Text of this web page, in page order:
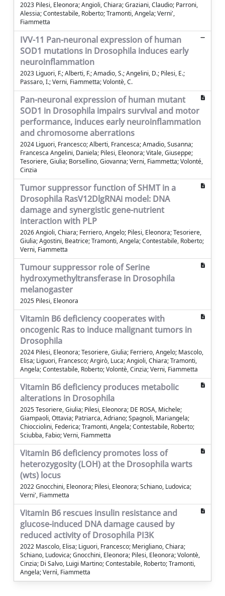
2023 Pilesi, Eleonora; Angioli, Chiara; Graziani, Claudio; Parroni,
Alessia; Contestabile, Roberto; Tramonti, Angela; Verni',
Fiammetta
IVV-11 Pan-neuronal expression of human
SOD1 mutations in Drosophila induces early
neuroinflammation
2023 Liguori, F.; Alberti, F.; Amadio, S.; Angelini, D.; Pilesi, E.;
Passaro, I.; Verni, Fiammetta; Volontè, C.
Pan-neuronal expression of human mutant
SOD1 in Drosophila impairs survival and motor
performance, induces early neuroinflammation
and chromosome aberrations
2024 Liguori, Francesco; Alberti, Francesca; Amadio, Susanna;
Francesca Angelini, Daniela; Pilesi, Eleonora; Vitale, Giuseppe;
Tesoriere, Giulia; Borsellino, Giovanna; Verni, Fiammetta; Volonté,
Cinzia
Tumor suppressor function of SHMT in a
Drosophila RasV12DlgRNAi model: DNA
damage and synergistic gene-nutrient
interaction with PLP
2026 Angioli, Chiara; Ferriero, Angelo; Pilesi, Eleonora; Tesoriere,
Giulia; Agostini, Beatrice; Tramonti, Angela; Contestabile, Roberto;
Verni, Fiammetta
Tumour suppressor role of Serine
hydroxymethyltransferase in Drosophila
melanogaster
2025 Pilesi, Eleonora
Vitamin B6 deficiency cooperates with
oncogenic Ras to induce malignant tumors in
Drosophila
2024 Pilesi, Eleonora; Tesoriere, Giulia; Ferriero, Angelo; Mascolo,
Elisa; Liguori, Francesco; Argirò, Luca; Angioli, Chiara; Tramonti,
Angela; Contestabile, Roberto; Volontè, Cinzia; Verni, Fiammetta
Vitamin B6 deficiency produces metabolic
alterations in Drosophila
2025 Tesoriere, Giulia; Pilesi, Eleonora; DE ROSA, Michele;
Giampaoli, Ottavia; Patriarca, Adriano; Spagnoli, Mariangela;
Chiocciolini, Federica; Tramonti, Angela; Contestabile, Roberto;
Sciubba, Fabio; Verni, Fiammetta
Vitamin B6 deficiency promotes loss of
heterozygosity (LOH) at the Drosophila warts
(wts) locus
2022 Gnocchini, Eleonora; Pilesi, Eleonora; Schiano, Ludovica;
Verni', Fiammetta
Vitamin B6 rescues insulin resistance and
glucose-induced DNA damage caused by
reduced activity of Drosophila PI3K
2022 Mascolo, Elisa; Liguori, Francesco; Merigliano, Chiara;
Schiano, Ludovica; Gnocchini, Eleonora; Pilesi, Eleonora; Volontè,
Cinzia; Di Salvo, Luigi Martino; Contestabile, Roberto; Tramonti,
Angela; Vernì, Fiammetta